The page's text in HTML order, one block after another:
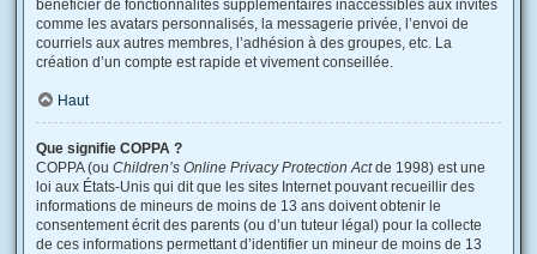
bénéficier de fonctionnalités supplémentaires inaccessibles aux invités
comme les avatars personnalisés, la messagerie privée, l’envoi de
courriels aux autres membres, l’adhésion à des groupes, etc. La
création d’un compte est rapide et vivement conseillée.
Haut
Que signifie COPPA ?
COPPA (ou Children’s Online Privacy Protection Actde 1998) est une
loi aux États-Unis qui dit que les sites Internet pouvant recueillir des
informations de mineurs de moins de 13 ans doivent obtenir le
consentement écrit des parents (ou d’un tuteur légal) pour la collecte
de ces informations permettant d’identifier un mineur de moins de 13